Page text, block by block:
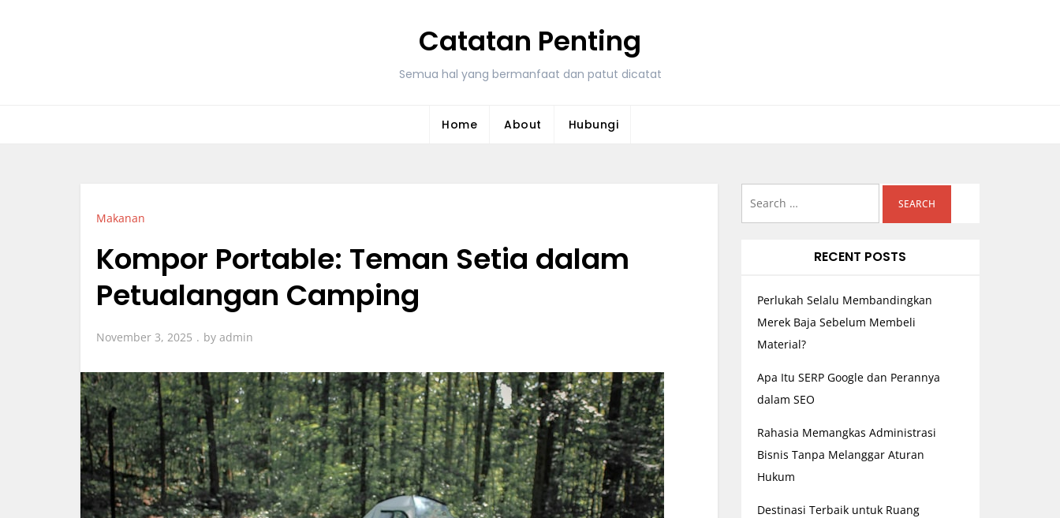
Catatan Penting
Semua hal yang bermanfaat dan patut dicatat
Home About Hubungi
Makanan
Kompor Portable: Teman Setia dalam
Petualangan Camping
November 3, 2025 by admin
RECENT POSTS
Perlukah Selalu Membandingkan
Merek Baja Sebelum Membeli
Material?
Apa Itu SERP Google dan Perannya
dalam SEO
Rahasia Memangkas Administrasi
Bisnis Tanpa Melanggar Aturan
Hukum
Destinasi Terbaik untuk Ruang